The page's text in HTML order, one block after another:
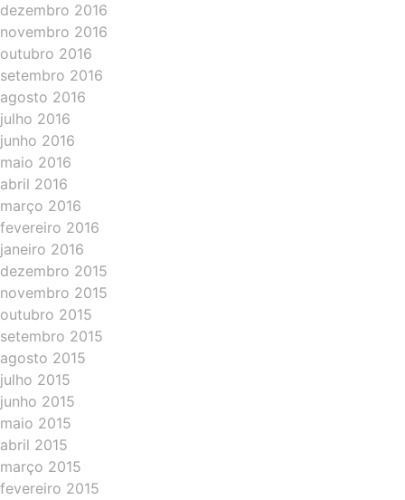
dezembro 2016
novembro 2016
outubro 2016
setembro 2016
agosto 2016
julho 2016
junho 2016
maio 2016
abril 2016
março 2016
fevereiro 2016
janeiro 2016
dezembro 2015
novembro 2015
outubro 2015
setembro 2015
agosto 2015
julho 2015
junho 2015
maio 2015
abril 2015
março 2015
fevereiro 2015